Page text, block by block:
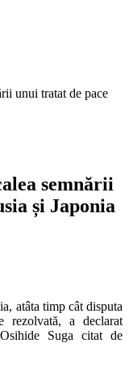
unui tratat de pace
semnării
și Japonia
atâta timp cât disputa
rezolvată, a declarat
Suga citat de